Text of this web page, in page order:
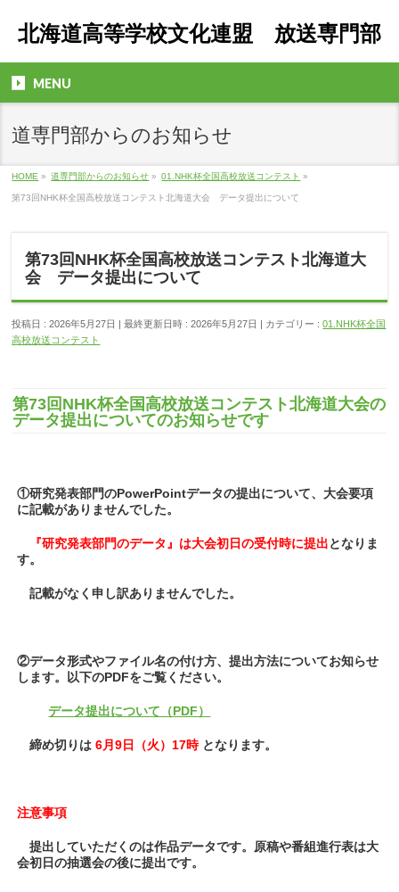
北海道高等学校文化連盟 放送専門部
MENU
道専門部からのお知らせ
HOME » 道専門部からのお知らせ » 01.NHK杯全国高校放送コンテスト »
第73回NHK杯全国高校放送コンテスト北海道大会 データ提出について
第73回NHK杯全国高校放送コンテスト北海道大
会 データ提出について
投稿日 : 2026年5月27日 最終更新日時 : 2026年5月27日 カテゴリー :01.NHK杯全国
高校放送コンテスト
第73回NHK杯全国高校放送コンテスト北海道大会の
データ提出についてのお知らせです
①研究発表部門のPowerPointデータの提出について、大会要項
に記載がありませんでした。
『研究発表部門のデータ』は大会初日の受付時に提出となりま
す。
記載がなく申し訳ありませんでした。
②データ形式やファイル名の付け方、提出方法についてお知らせ
します。以下のPDFをご覧ください。
データ提出について（PDF）
締め切りは6月9日（火）17時 となります。
注意事項
提出していただくのは作品データです。原稿や番組進行表は大
会初日の抽選会の後に提出です。